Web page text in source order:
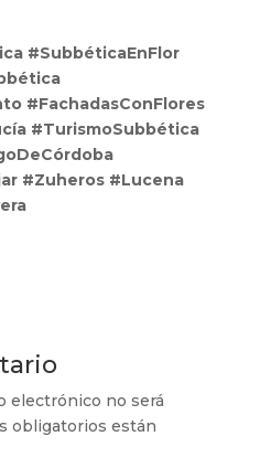
#SubbéticaEnFlor
#FachadasConFlores
#TurismoSubbética
#Zuheros #Lucena
electrónico no será
obligatorios están